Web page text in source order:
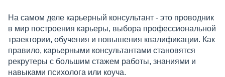
На самом деле карьерный консультант - это проводник
в мир построения карьеры, выбора профессиональной
траектории, обучения и повышения квалификации. Как
правило, карьерными консультантами становятся
рекрутеры с большим стажем работы, знаниями и
навыками психолога или коуча.